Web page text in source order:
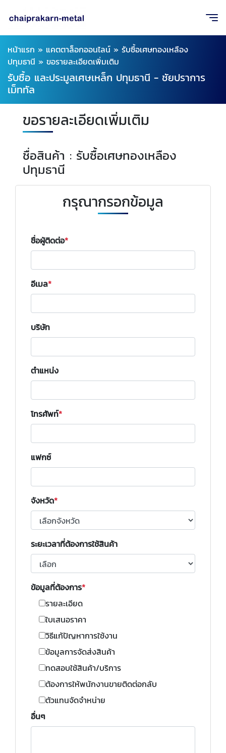
หน้าแรก » แคตตาล็อกออนไลน์ » รับซื้อเศษทองเหลือง
ปทุมธานี » ขอรายละเอียดเพิ่มเติม
รับซื้อ และประมูลเศษเหล็ก ปทุมธานี - ชัยปราการ
เม็ททัล
ขอรายละเอียดเพิ่มเติม
ชื่อสินค้า : รับซื้อเศษทองเหลือง
ปทุมธานี
กรุณากรอกข้อมูล
ชื่อผู้ติดต่อ
อีเมล
บริษัท
ตำแหน่ง
โทรศัพท์
แฟกซ์
จังหวัด
ระยะเวลาที่ต้องการใช้สินค้า
ข้อมูลที่ต้องการ
รายละเอียด
ใบเสนอราคา
วิธีแก้ปัญหาการใช้งาน
ข้อมูลการจัดส่งสินค้า
ทดสอบใช้สินค้า/บริการ
ต้องการให้พนักงานขายติดต่อกลับ
ตัวแทนจัดจำหน่าย
อื่นๆ